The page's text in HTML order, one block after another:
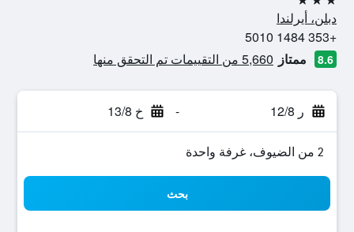
3 نجوم
دبلن، أيرلندا
+353 1484 5010
8.6 ممتاز 5,660 من التقييمات تم التحقق منها
ر 12/8 - خ 13/8
2 من الضيوف، غرفة واحدة
بحث